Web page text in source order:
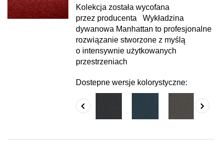
Kolekcja została wycofana
przez producenta Wykładzina
dywanowa Manhattan to profesjonalne
rozwiązanie stworzone z myślą
o intensywnie użytkowanych
przestrzeniach
Dostepne wersje kolorystyczne: